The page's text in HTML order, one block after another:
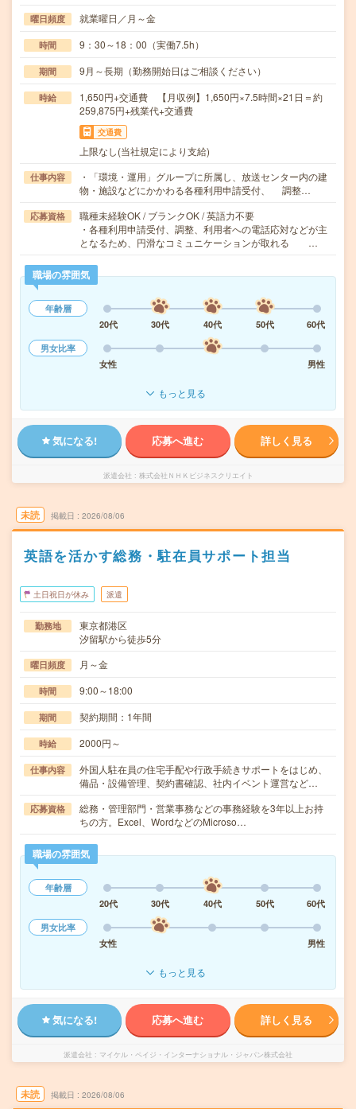
曜日頻度 就業曜日／月～金
時間 9：30～18：00（実働7.5h）
期間 9月～長期（勤務開始日はご相談ください）
時給
1,650円+交通費 【月収例】1,650円×7.5時間×21日＝約
259,875円+残業代+交通費
交通費
上限なし(当社規定により支給)
仕事内容
・「環境・運用」グループに所属し、放送センター内の建
物・施設などにかかわる各種利用申請受付、 調整…
応募資格
職種未経験OK / ブランクOK / 英語力不要
・各種利用申請受付、調整、利用者への電話応対などが主
となるため、円滑なコミュニケーションが取れる …
職場の雰囲気
年齢層
20代
30代 40代 50代
60代
男女比率
女性
男性
もっと見る
気になる! 応募へ進む 詳しく見る
派遣会社 株式会社ＮＨＫビジネスクリエイト
未読 掲載日 2026/08/06
英語を活かす総務・駐在員サポート担当
土日祝日が休み 派遣
勤務地
東京都港区
汐留駅から徒歩5分
曜日頻度 月～金
時間 9:00～18:00
期間 契約期間：1年間
時給 2000円～
仕事内容
外国人駐在員の住宅手配や行政手続きサポートをはじめ、
備品・設備管理、契約書確認、社内イベント運営など…
応募資格
総務・管理部門・営業事務などの事務経験を3年以上お持
ちの方。Excel、WordなどのMicroso…
職場の雰囲気
年齢層
20代
30代 40代 50代
60代
男女比率
女性
男性
もっと見る
気になる! 応募へ進む 詳しく見る
派遣会社 マイケル・ペイジ・インターナショナル・ジャパン株式会社
未読 掲載日 2026/08/06